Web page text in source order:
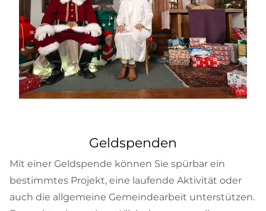
Geldspenden
Mit einer Geldspende können Sie spürbar ein
bestimmtes Projekt, eine laufende Aktivität oder
auch die allgemeine Gemeindearbeit unterstützen.